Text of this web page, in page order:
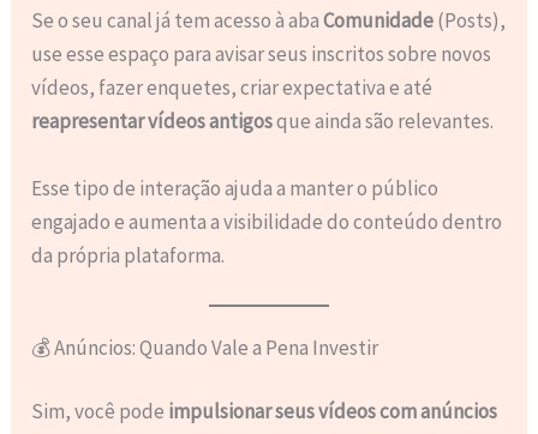
Se o seu canal já tem acesso à abaComunidade(Posts),
use esse espaço para avisar seus inscritos sobre novos
vídeos, fazer enquetes, criar expectativa e até
reapresentar vídeos antigosque ainda são relevantes.
Esse tipo de interação ajuda a manter o público
engajado e aumenta a visibilidade do conteúdo dentro
da própria plataforma.
💰 Anúncios: Quando Vale a Pena Investir
Sim, você pode impulsionar seus vídeos com anúncios